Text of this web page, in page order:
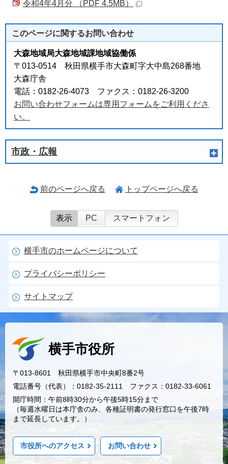
令和4年4月分 （PDF 4.5MB）
このページに関するお問い合わせ
大森地域局大森地域課地域協働係
〒013-0514 秋田県横手市大森町字大中島268番地
大森庁舎
電話：0182-26-4073 ファクス：0182-26-3200
お問い合わせフォームは専用フォームをご利用くださ
い。
市政・広報
前のページへ戻る トップページへ戻る
表示 PC スマートフォン
横手市のホームページについて
プライバシーポリシー
サイトマップ
横手市役所
〒013-8601 秋田県横手市中央町8番2号
電話番号（代表）：0182-35-2111 ファクス：0182-33-6061
開庁時間：午前8時30分から午後5時15分まで
（毎週水曜日は本庁舎のみ、各種証明書の発行窓口を午後7時
まで延長しています。）
市役所へのアクセス お問い合わせ